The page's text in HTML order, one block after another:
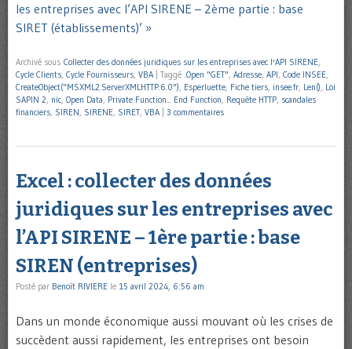
les entreprises avec l’API SIRENE – 2ème partie : base
SIRET (établissements)’ »
Archivé sous Collecter des données juridiques sur les entreprises avec l'API SIRENE,
Cycle Clients, Cycle Fournisseurs, VBA Taggé .Open "GET", Adresse, API, Code INSEE,
CreateObject("MSXML2.ServerXMLHTTP.6.0"), Esperluette, Fiche tiers, insee.fr, Len(), Loi
SAPIN 2, nic, Open Data, Private Function... End Function, Requête HTTP, scandales
financiers, SIREN, SIRENE, SIRET, VBA 3 commentaires
Excel : collecter des données
juridiques sur les entreprises avec
l’API SIRENE – 1ère partie : base
SIREN (entreprises)
Posté par Benoît RIVIERE le 15 avril 2024, 6:56 am
Dans un monde économique aussi mouvant où les crises de
succèdent aussi rapidement, les entreprises ont besoin